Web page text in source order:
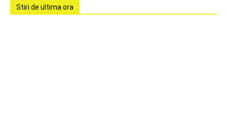
Stiri de ultima ora